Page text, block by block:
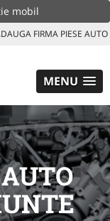
mobil
FIRMA PIESE AUTO
MENU